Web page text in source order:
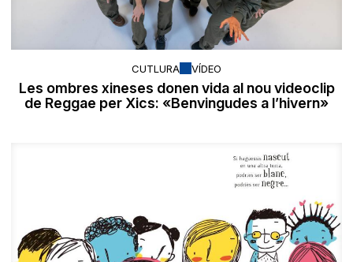
CUTLURA VÍDEO
Les ombres xineses donen vida al nou videoclip
de Reggae per Xics: «Benvingudes a l’hivern»